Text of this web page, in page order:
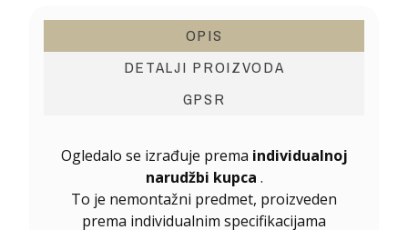
OPIS
DETALJI PROIZVODA
GPSR
Ogledalo se izrađuje prema individualnoj
narudžbi kupca .
To je nemontažni predmet, proizveden
prema individualnim specifikacijama